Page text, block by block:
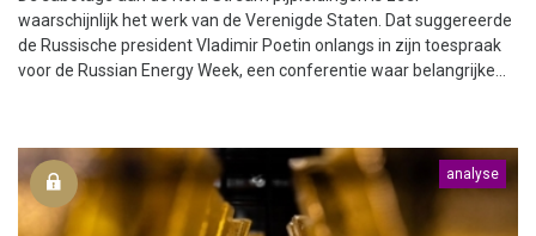
waarschijnlijk het werk van de Verenigde Staten. Dat suggereerde
de Russische president Vladimir Poetin onlangs in zijn toespraak
voor de Russian Energy Week, een conferentie waar belangrijke...
analyse